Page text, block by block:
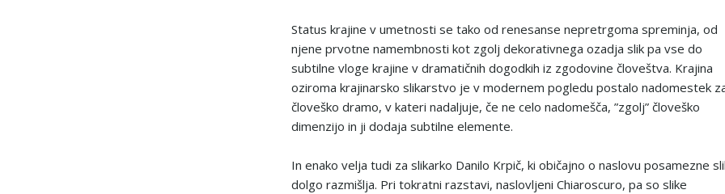
Status krajine v umetnosti se tako od renesanse nepretrgoma spreminja, od
njene prvotne namembnosti kot zgolj dekorativnega ozadja slik pa vse do
subtilne vloge krajine v dramatičnih dogodkih iz zgodovine človeštva. Krajina
oziroma krajinarsko slikarstvo je v modernem pogledu postalo nadomestek
človeško dramo, v kateri nadaljuje, če ne celo nadomešča, ”zgolj” človeško
dimenzijo in ji dodaja subtilne elemente.
In enako velja tudi za slikarko Danilo Krpič, ki običajno o naslovu posamezne
dolgo razmišlja. Pri tokratni razstavi, naslovljeni Chiaroscuro, pa so slike